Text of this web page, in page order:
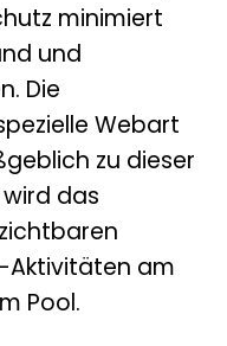
minimiert
und
Die
Webart
zu dieser
das
Aktivitäten am
Pool.